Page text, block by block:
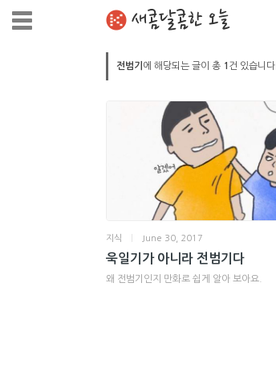
새콤달콤한 오늘
전범기 에 해당되는 글이 총 1 건 있습니다.
지식 June 30, 2017
욱일기가 아니라 전범기다
왜 전범기인지 만화로 쉽게 알아 보아요.